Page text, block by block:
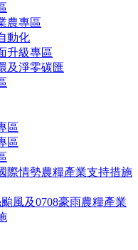
農專區
動化
升級專區
及淨零碳匯
區
區
際情勢農糧產業支持措施
風及0708豪雨農糧產業